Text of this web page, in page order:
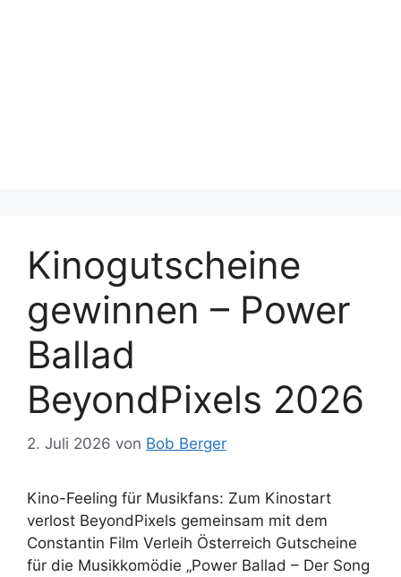
Kinogutscheine
gewinnen – Power
Ballad
BeyondPixels 2026
2. Juli 2026 von Bob Berger
Kino-Feeling für Musikfans: Zum Kinostart
verlost BeyondPixels gemeinsam mit dem
Constantin Film Verleih Österreich Gutscheine
für die Musikkomödie „Power Ballad – Der Song